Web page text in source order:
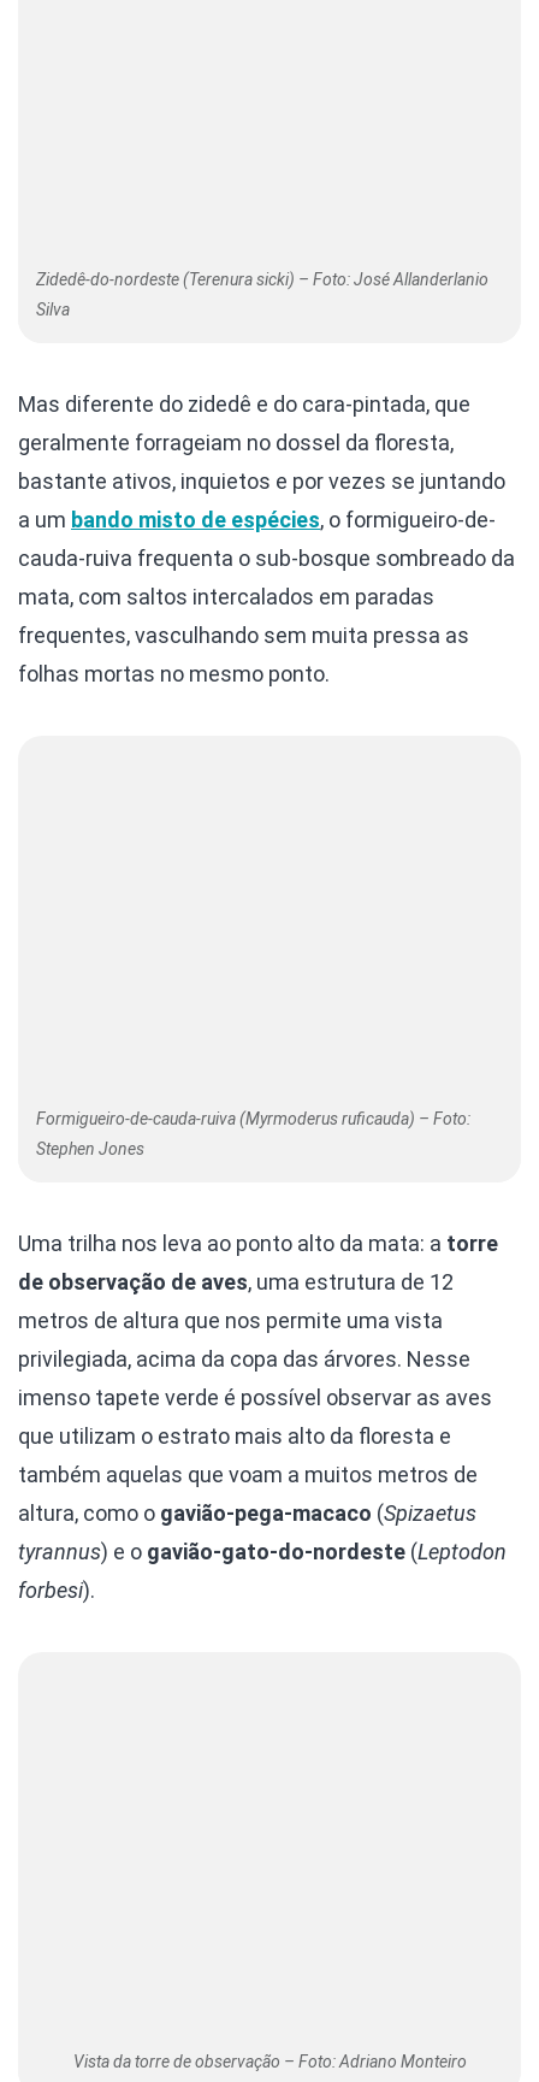
Zidedê-do-nordeste (Terenura sicki) – Foto: José Allanderlanio
Silva
Mas diferente do zidedê e do cara-pintada, que
geralmente forrageiam no dossel da floresta,
bastante ativos, inquietos e por vezes se juntando
a um bando misto de espécies, o formigueiro-de-
cauda-ruiva frequenta o sub-bosque sombreado da
mata, com saltos intercalados em paradas
frequentes, vasculhando sem muita pressa as
folhas mortas no mesmo ponto.
Formigueiro-de-cauda-ruiva (Myrmoderus ruficauda) – Foto:
Stephen Jones
Uma trilha nos leva ao ponto alto da mata: a torre
de observação de aves, uma estrutura de 12
metros de altura que nos permite uma vista
privilegiada, acima da copa das árvores. Nesse
imenso tapete verde é possível observar as aves
que utilizam o estrato mais alto da floresta e
também aquelas que voam a muitos metros de
altura, como o gavião-pega-macaco (Spizaetus
tyrannus) e o gavião-gato-do-nordeste (Leptodon
forbesi).
Vista da torre de observação – Foto: Adriano Monteiro